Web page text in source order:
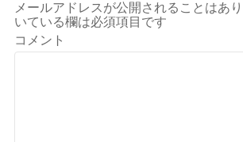
メールアドレスが公開されることはあり
いている欄は必須項目です
コメント